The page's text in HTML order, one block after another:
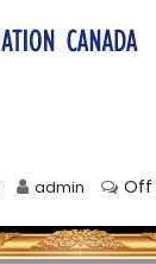
admin Off